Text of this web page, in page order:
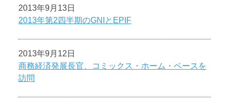
2013年9月13日
2013年第2四半期のGNIとEPIF
2013年9月12日
商務経済発展長官、コミックス・ホーム・ベースを
訪問